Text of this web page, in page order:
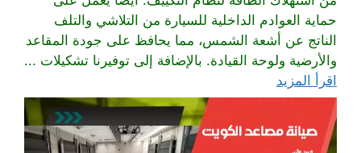
حماية العوادم الداخلية للسيارة من التلاشي والتلف
الناتج عن أشعة الشمس، مما يحافظ على جودة المقاعد
والأرضية ولوحة القيادة. بالإضافة إلى توفيرنا تشكيلات ...
اقرأ المزيد